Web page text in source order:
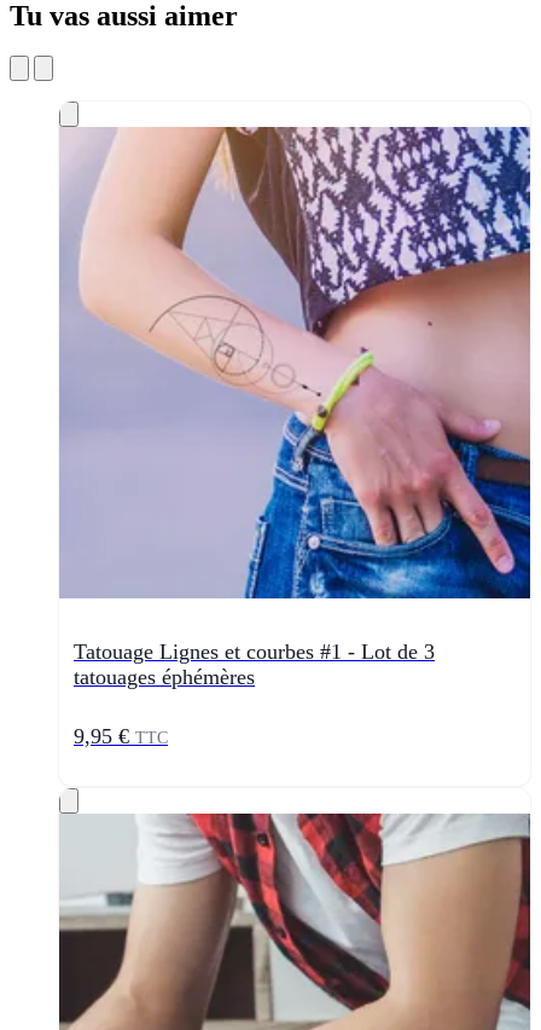
Tu vas aussi aimer
Tatouage Lignes et courbes #1 - Lot de 3
tatouages éphémères
9,95 € TTC